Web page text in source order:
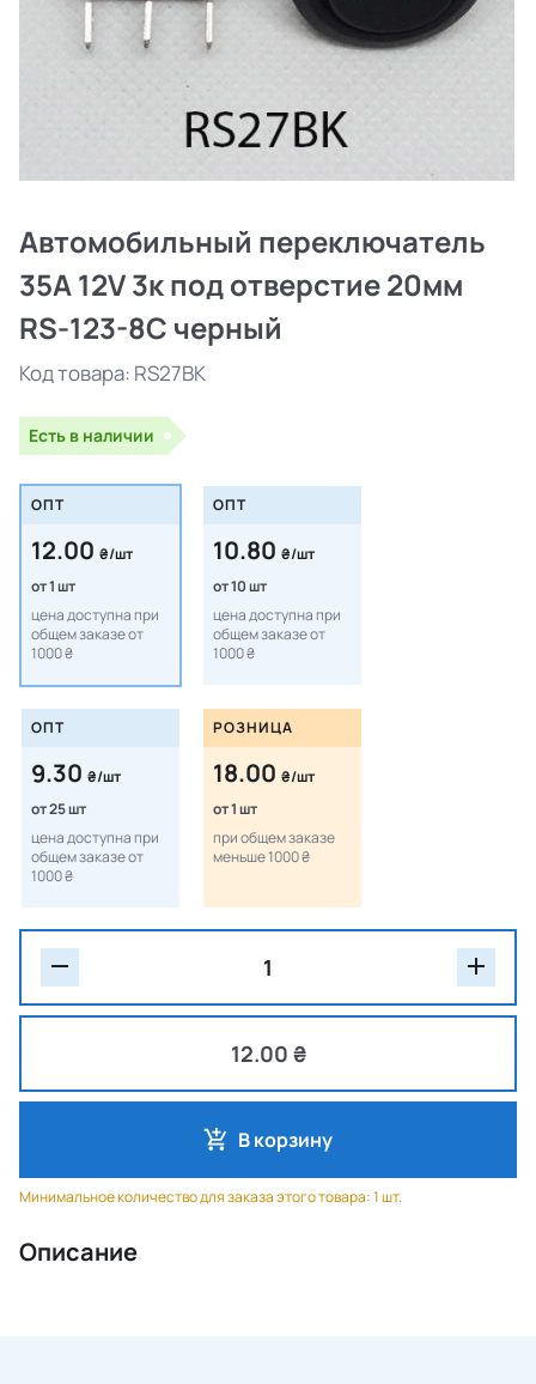
Автомобильный переключатель
35A 12V 3к под отверстие 20мм
RS-123-8C черный
Код товара: RS27BK
Есть в наличии
ОПТ
12.00 ₴/шт
от 1 шт
цена доступна при
общем заказе от
1000 ₴
ОПТ
10.80 ₴/шт
от 10 шт
цена доступна при
общем заказе от
1000 ₴
ОПТ
9.30 ₴/шт
от 25 шт
цена доступна при
общем заказе от
1000 ₴
РОЗНИЦА
18.00 ₴/шт
от 1 шт
при общем заказе
меньше 1000 ₴
12.00 ₴
В корзину
Минимальное количество для заказа этого товара: 1 шт.
Описание